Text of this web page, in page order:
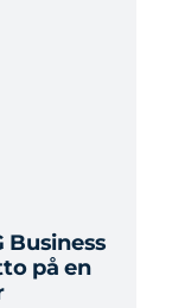
Business
på en